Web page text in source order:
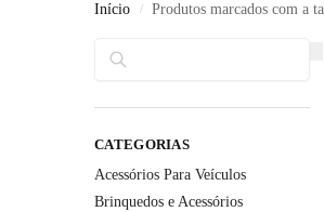
Início / Produtos marcados com a
CATEGORIAS
Acessórios Para Veículos
Brinquedos e Acessórios